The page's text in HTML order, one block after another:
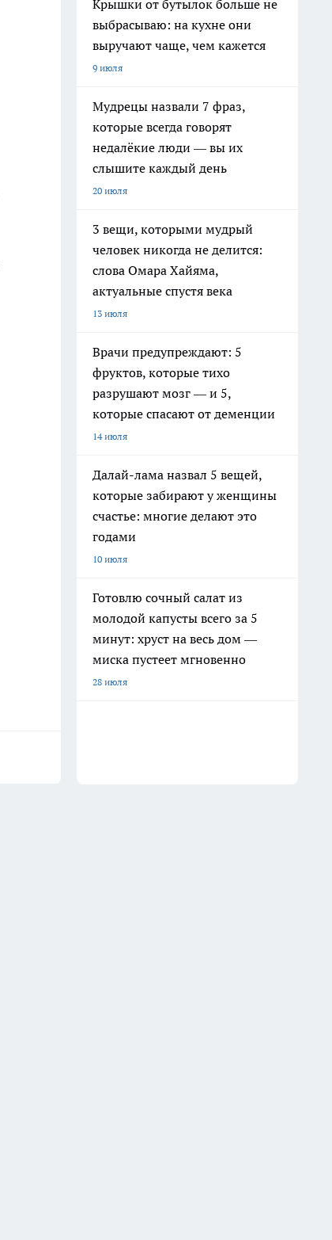
Крышки от бутылок больше не
выбрасываю: на кухне они
выручают чаще, чем кажется
9 июля
Мудрецы назвали 7 фраз,
которые всегда говорят
недалёкие люди — вы их
слышите каждый день
20 июля
3 вещи, которыми мудрый
человек никогда не делится:
слова Омара Хайяма,
актуальные спустя века
13 июля
Врачи предупреждают: 5
фруктов, которые тихо
разрушают мозг — и 5,
которые спасают от деменции
14 июля
Далай-лама назвал 5 вещей,
которые забирают у женщины
счастье: многие делают это
годами
10 июля
Готовлю сочный салат из
молодой капусты всего за 5
минут: хруст на весь дом —
миска пустеет мгновенно
28 июля